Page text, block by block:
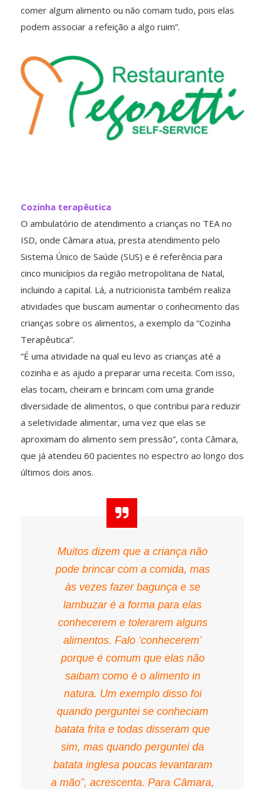
comer algum alimento ou não comam tudo, pois elas
podem associar a refeição a algo ruim”.
Cozinha terapêutica
O ambulatório de atendimento a crianças no TEA no
ISD, onde Câmara atua, presta atendimento pelo
Sistema Único de Saúde (SUS) e é referência para
cinco municípios da região metropolitana de Natal,
incluindo a capital. Lá, a nutricionista também realiza
atividades que buscam aumentar o conhecimento das
crianças sobre os alimentos, a exemplo da “Cozinha
Terapêutica”.
“É uma atividade na qual eu levo as crianças até a
cozinha e as ajudo a preparar uma receita. Com isso,
elas tocam, cheiram e brincam com uma grande
diversidade de alimentos, o que contribui para reduzir
a seletividade alimentar, uma vez que elas se
aproximam do alimento sem pressão”, conta Câmara,
que já atendeu 60 pacientes no espectro ao longo dos
últimos dois anos.
Muitos dizem que a criança não
pode brincar com a comida, mas
às vezes fazer bagunça e se
lambuzar é a forma para elas
conhecerem e tolerarem alguns
alimentos. Falo ‘conhecerem’
porque é comum que elas não
saibam como é o alimento in
natura. Um exemplo disso foi
quando perguntei se conheciam
batata frita e todas disseram que
sim, mas quando perguntei da
batata inglesa poucas levantaram
a mão”, acrescenta. Para Câmara,